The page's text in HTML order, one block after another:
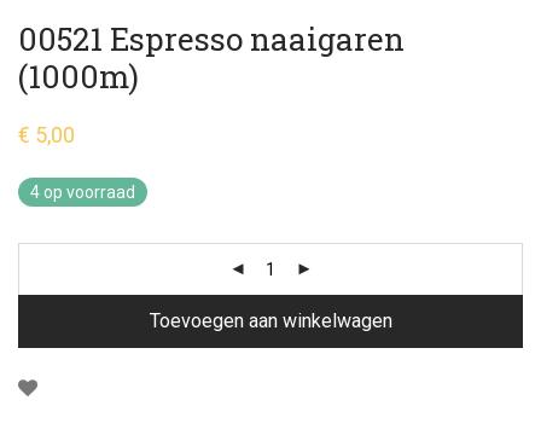
00521 Espresso naaigaren
(1000m)
€ 5,00
4 op voorraad
Toevoegen aan winkelwagen